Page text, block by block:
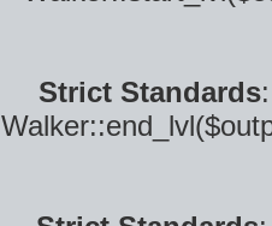
Strict Standards